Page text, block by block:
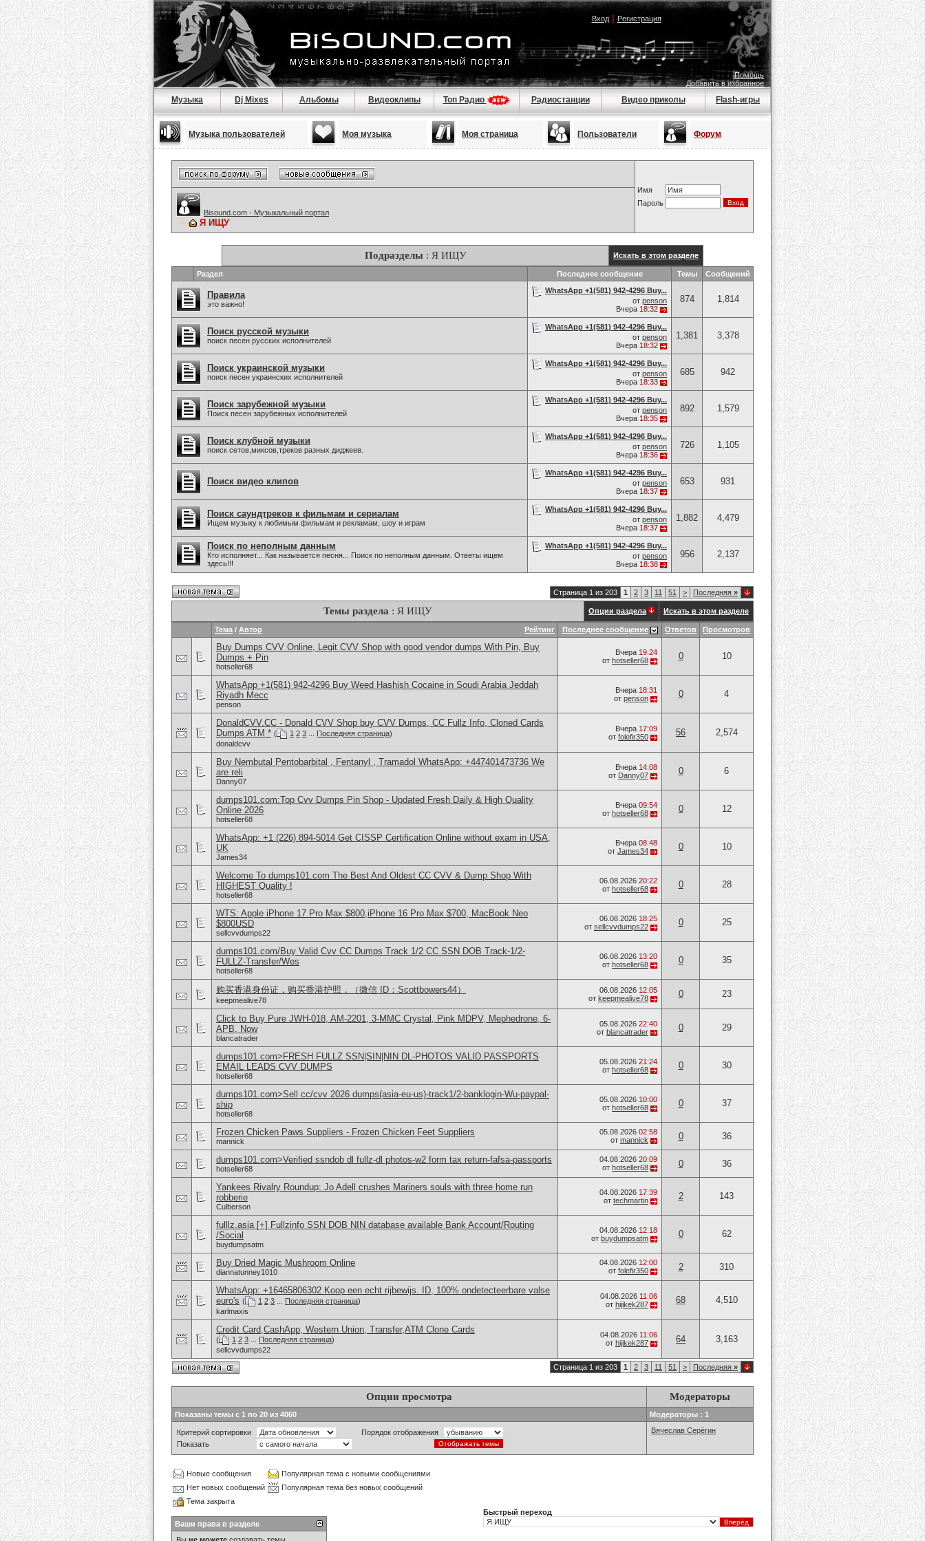
Вход| Регистрация
Помощь
Добавить в избранное
Музыка Dj Mixes Альбомы Видеоклипы Топ Радио Радиостанции Видео приколы Flash-игры
Музыка пользователей Моя музыка Моя страница Пользователи Форум
Имя
Пароль
Bisound.com - Музыкальный портал
Я ИЩУ
Подразделы: Я ИЩУ Искать в этом разделе
Раздел Последнее сообщение Темы Сообщений
Правила
это важно!
WhatsApp +1(581) 942-4296 Buy...
от penson
Вчера 18:32
874 1,814
Поиск русской музыки
поиск песен русских исполнителей
WhatsApp +1(581) 942-4296 Buy...
от penson
Вчера 18:32
1,381 3,378
Поиск украинской музыки
поиск песен украинских исполнителей
WhatsApp +1(581) 942-4296 Buy...
от penson
Вчера 18:33
685 942
Поиск зарубежной музыки
Поиск песен зарубежных исполнителей
WhatsApp +1(581) 942-4296 Buy...
от penson
Вчера 18:35
892 1,579
Поиск клубной музыки
поиск сетов,миксов,треков разных диджеев.
WhatsApp +1(581) 942-4296 Buy...
от penson
Вчера 18:36
726 1,105
Поиск видео клипов
WhatsApp +1(581) 942-4296 Buy...
от penson
Вчера 18:37
653 931
Поиск саундтреков к фильмам и сериалам
Ищем музыку к любимым фильмам и рекламам, шоу и играм
WhatsApp +1(581) 942-4296 Buy...
от penson
Вчера 18:37
1,882 4,479
Поиск по неполным данным
Кто исполняет... Как называется песня... Поиск по неполным данным. Ответы ищем
здесь!!!
WhatsApp +1(581) 942-4296 Buy...
от penson
Вчера 18:38
956 2,137
Страница 1 из 203 1 2 3 11 51 > Последняя »
Темы раздела : Я ИЩУ Опции раздела Искать в этом разделе
Рейтинг
Тема / Автор Последнее сообщение Ответов Просмотров
Buy Dumps CVV Online, Legit CVV Shop with good vendor dumps With Pin, Buy
Dumps + Pin
hotseller68
Вчера 19:24
от hotseller68 0 10
WhatsApp +1(581) 942-4296 Buy Weed Hashish Cocaine in Soudi Arabia Jeddah
Riyadh Mecc
penson
Вчера 18:31
от penson 0 4
DonaldCVV.CC - Donald CVV Shop buy CVV Dumps, CC Fullz Info, Cloned Cards
Dumps ATM * ( 1 2 3 Последняя страница)
donaldcvv
Вчера 17:09
от folefir350 56 2,574
Buy Nembutal Pentobarbital , Fentanyl , Tramadol WhatsApp: +447401473736 We
are reli
Danny07
Вчера 14:08
от Danny07 0 6
dumps101.com:Top Cvv Dumps Pin Shop - Updated Fresh Daily & High Quality
Online 2026
hotseller68
Вчера 09:54
от hotseller68 0 12
WhatsApp: +1 (226) 894-5014​ Get CISSP Certification Online without exam in USA,
UK
James34
Вчера 08:48
от James34 0 10
Welcome To dumps101.com The Best And Oldest CC CVV & Dump Shop With
HIGHEST Quality !
hotseller68
06.08.2026 20:22
от hotseller68 0 28
WTS: Apple iPhone 17 Pro Max $800,iPhone 16 Pro Max $700, MacBook Neo
$800USD
sellcvvdumps22
06.08.2026 18:25
от sellcvvdumps22 0 25
dumps101.com/Buy Valid Cvv CC Dumps Track 1/2 CC SSN DOB Track-1/2-
FULLZ-Transfer/Wes
hotseller68
06.08.2026 13:20
от hotseller68 0 35
购买香港身份证，购买香港护照，（微信 ID：Scottbowers44）
keepmealive78
06.08.2026 12:05
от keepmealive78 0 23
Click to Buy Pure JWH-018, AM-2201, 3-MMC Crystal, Pink MDPV, Mephedrone, 6-
APB, Now
blancatrader
05.08.2026 22:40
от blancatrader 0 29
dumps101.com>FRESH FULLZ SSN|SIN|NIN DL-PHOTOS VALID PASSPORTS
EMAIL LEADS CVV DUMPS
hotseller68
05.08.2026 21:24
от hotseller68 0 30
dumps101.com>Sell cc/cvv 2026 dumps(asia-eu-us)-track1/2-banklogin-Wu-paypal-
ship
hotseller68
05.08.2026 10:00
от hotseller68 0 37
Frozen Chicken Paws Suppliers - Frozen Chicken Feet Suppliers
mannick
05.08.2026 02:58
от mannick 0 36
dumps101.com>Verified ssndob dl fullz-dl photos-w2 form tax return-fafsa-passports
hotseller68
04.08.2026 20:09
от hotseller68 0 36
Yankees Rivalry Roundup: Jo Adell crushes Mariners souls with three home run
robberie
Culberson
04.08.2026 17:39
от techmartin 2 143
fulllz.asia [+] Fullzinfo SSN DOB NIN database available Bank Account/Routing
/Social
buydumpsatm
04.08.2026 12:18
от buydumpsatm 0 62
Buy Dried Magic Mushroom Online
diannatunney1010
04.08.2026 12:00
от folefir350 2 310
WhatsApp: +16465806302 Koop een echt rijbewijs. ID, 100% ondetecteerbare valse
euro's ( 1 2 3 Последняя страница)
karlmaxis
04.08.2026 11:06
от hijikek287 68 4,510
Credit Card,CashApp, Western Union, Transfer,ATM Clone Cards
( 1 2 3 Последняя страница)
sellcvvdumps22
04.08.2026 11:06
от hijikek287 64 3,163
Страница 1 из 203 1 2 3 11 51 > Последняя »
Опции просмотра Модераторы
Показаны темы с 1 по 20 из 4060 Модераторы : 1
Критерий сортировки
Порядок отображения
Показать
Вячеслав Серёгин
Новые сообщения
Популярная тема с новыми сообщениями
Нет новых сообщений
Популярная тема без новых сообщений
Тема закрыта
Ваши права в разделе
Быстрый переход